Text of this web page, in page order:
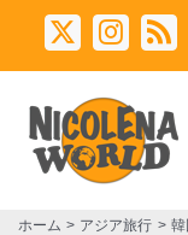
X
ホーム アジア旅行